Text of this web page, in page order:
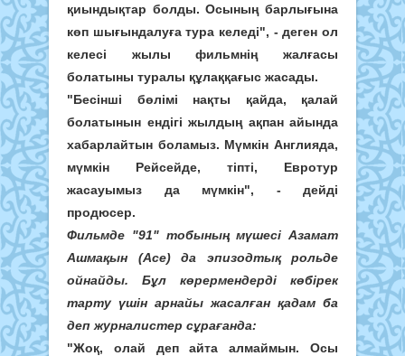
қиындықтар болды. Осының барлығына
көп шығындалуға тура келеді", - деген ол
келесі жылы фильмнің жалғасы
болатыны туралы құлаққағыс жасады.
"Бесінші бөлімі нақты қайда, қалай
болатынын ендігі жылдың ақпан айында
хабарлайтын боламыз. Мүмкін Англияда,
мүмкін Рейсейде, тіпті, Евротур
жасауымыз да мүмкін", - дейді
продюсер.
Фильмде "91" тобының мүшесі Азамат
Ашмақын (Ace) да эпизодтық рольде
ойнайды. Бұл көрермендерді көбірек
тарту үшін арнайы жасалған қадам ба
деп журналистер сұрағанда:
"Жоқ, олай деп айта алмаймын. Осы